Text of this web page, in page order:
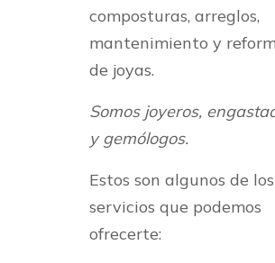
composturas, arreglos,
mantenimiento y
de joyas.
Somos joyeros,
y gemólogos.
Estos son algunos de los
servicios que podemos
ofrecerte: